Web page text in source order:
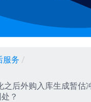
服务 /
之后外购入库生成暂
？